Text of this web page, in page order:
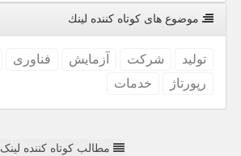
موضوع های كوتاه كننده لینك
تولید شركت آزمایش فناوری
رپورتاژ
خدمات
مطالب کوتاه کننده لینک